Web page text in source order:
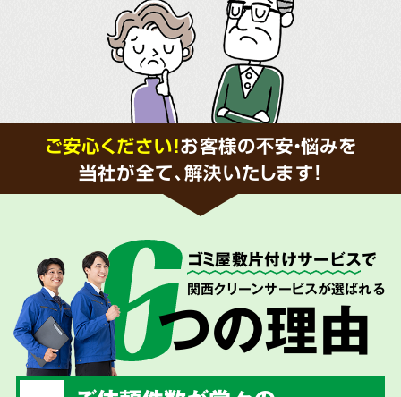
ご安心ください！お客様の不安・悩みを
当社が全て、解決いたします!
ゴミ屋敷片付けサービスで
関西クリーンサービスが選ばれる
つの理由